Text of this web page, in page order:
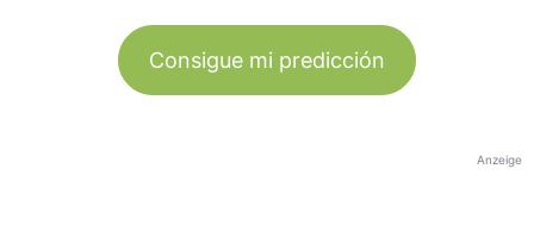
Consigue mi predicción
Anzeige